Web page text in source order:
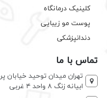
کلینیک درمانگاه
پوست مو زیبایی
دندانپزشکی
تماس با ما
ابیانه زنگ ۸ واحد ۴ غربی